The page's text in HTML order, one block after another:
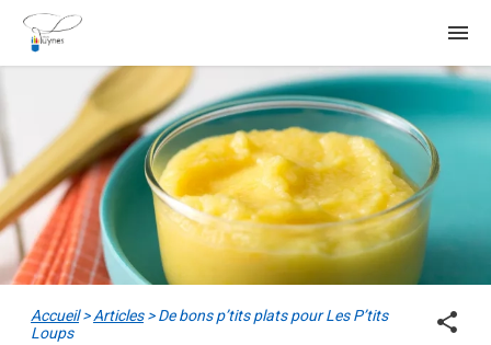
menu
Accueil>Articles>De bons p’tits plats pour Les P’tits
Loups
share